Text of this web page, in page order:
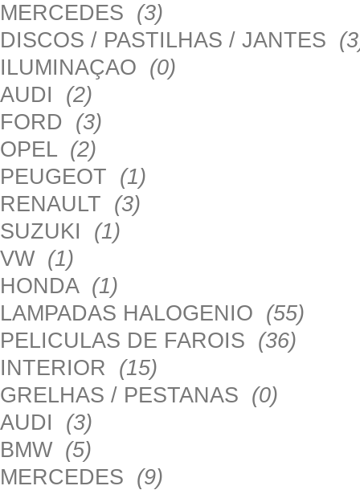
MERCEDES (3)
DISCOS / PASTILHAS / JANTES
ILUMINAÇAO (0)
AUDI (2)
FORD (3)
OPEL (2)
PEUGEOT (1)
RENAULT (3)
SUZUKI (1)
VW (1)
HONDA (1)
LAMPADAS HALOGENIO (55)
PELICULAS DE FAROIS (36)
INTERIOR (15)
GRELHAS / PESTANAS (0)
AUDI (3)
BMW (5)
MERCEDES (9)